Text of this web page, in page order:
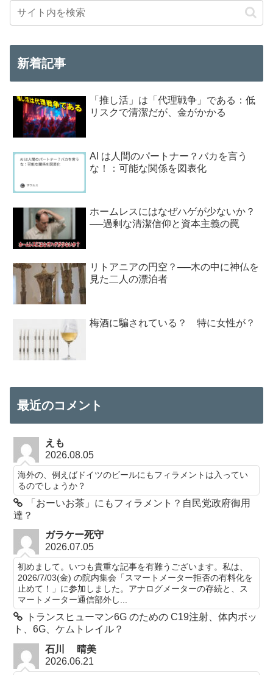
新着記事
「推し活」は「代理戦争」である：低
リスクで清潔だが、金がかかる
AI は人間のパートナー？バカを言う
な！：可能な関係を図表化
ホームレスにはなぜハゲが少ないか？
──過剰な清潔信仰と資本主義の罠
リトアニアの円空？──木の中に神仏を
見た二人の漂泊者
梅酒に騙されている？ 特に女性が？
最近のコメント
えも
2026.08.05
海外の、例えばドイツのビールにもフィラメントは入ってい
るのでしょうか？
「おーいお茶」にもフィラメント？自民党政府御用
達？
ガラケー死守
2026.07.05
初めまして。いつも貴重な記事を有難うございます。私は、
2026/7/03(金) の院内集会「スマートメーター拒否の有料化を
止めて！」に参加しました。アナログメーターの存続と、ス
マートメーター通信部外し...
トランスヒューマン6G のための C19注射、体内ボッ
ト、6G、ケムトレイル？
石川 晴美
2026.06.21